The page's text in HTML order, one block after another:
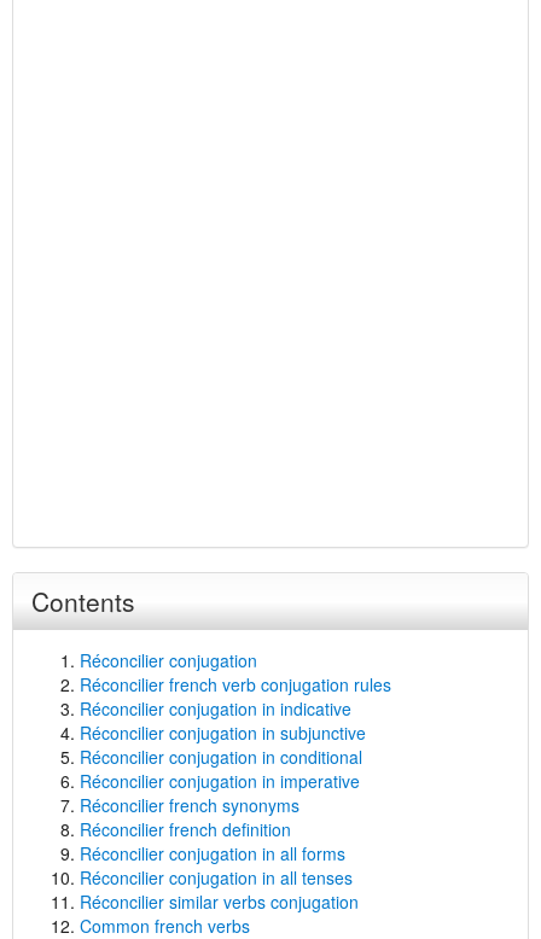
Contents
Réconcilier conjugation
Réconcilier french verb conjugation rules
Réconcilier conjugation in indicative
Réconcilier conjugation in subjunctive
Réconcilier conjugation in conditional
Réconcilier conjugation in imperative
Réconcilier french synonyms
Réconcilier french definition
Réconcilier conjugation in all forms
Réconcilier conjugation in all tenses
Réconcilier similar verbs conjugation
Common french verbs